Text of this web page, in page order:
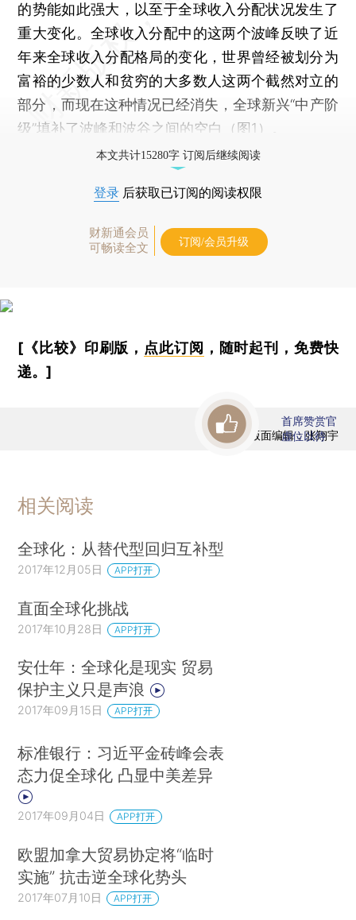
的势能如此强大，以至于全球收入分配状况发生了
重大变化。全球收入分配中的这两个波峰反映了近
年来全球收入分配格局的变化，世界曾经被划分为
富裕的少数人和贫穷的大多数人这两个截然对立的
部分，而现在这种情况已经消失，全球新兴“中产阶
级”填补了波峰和波谷之间的空白（图1）。
本文共计15280字 订阅后继续阅读
登录 后获取已订阅的阅读权限
财新通会员
可畅读全文
订阅/会员升级
[《比较》印刷版， 点此订阅 ，随时起刊，免费快
递。]
版面编辑：张翔宇
首席赞赏官
虚位以待
相关阅读
全球化：从替代型回归互补型
2017年12月05日 APP打开
直面全球化挑战
2017年10月28日 APP打开
安仕年：全球化是现实 贸易
保护主义只是声浪
2017年09月15日 APP打开
标准银行：习近平金砖峰会表
态力促全球化 凸显中美差异
2017年09月04日 APP打开
欧盟加拿大贸易协定将“临时
实施” 抗击逆全球化势头
2017年07月10日 APP打开